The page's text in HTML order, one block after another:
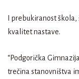
I prebukiranost
kvalitet nastave.
“Podgorička
trečina stanovništva